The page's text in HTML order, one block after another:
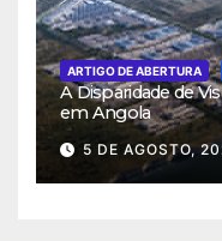
ARTIGO DE ABERTURA
A Disparidade de
em Angola
5 DE AGOSTO,